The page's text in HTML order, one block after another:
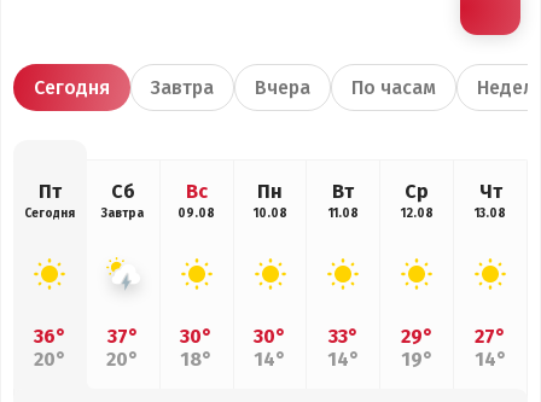
Сегодня Завтра Вчера По часам
Пт
Сегодня
36°
20°
Сб
Завтра
37°
20°
Вс
09.08
30°
18°
Пн
10.08
30°
14°
Вт
11.08
33°
14°
Ср
12.08
29°
19°
Чт
13.08
27°
14°